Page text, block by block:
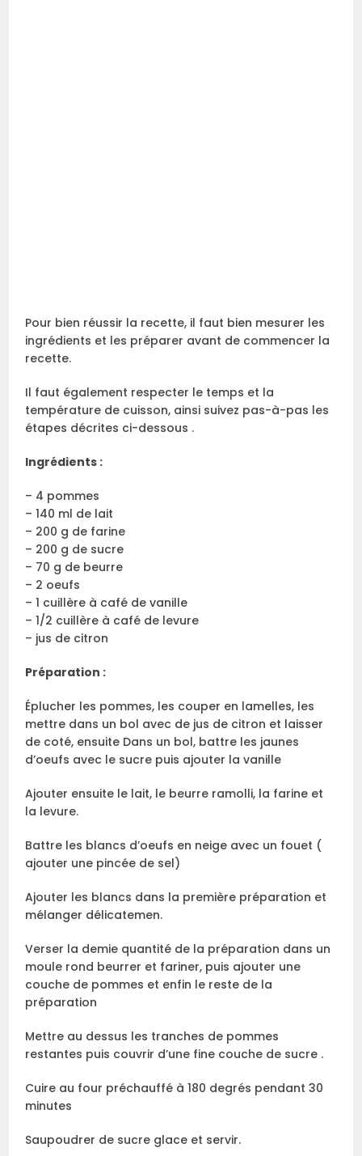
Pour bien réussir la recette, il faut bien mesurer les
ingrédients et les préparer avant de commencer la
recette.
Il faut également respecter le temps et la
température de cuisson, ainsi suivez pas-à-pas les
étapes décrites ci-dessous .
Ingrédients :
– 4 pommes
– 140 ml de lait
– 200 g de farine
– 200 g de sucre
– 70 g de beurre
– 2 oeufs
– 1 cuillère à café de vanille
– 1/2 cuillère à café de levure
– jus de citron
Préparation :
Éplucher les pommes, les couper en lamelles, les
mettre dans un bol avec de jus de citron et laisser
de coté, ensuite Dans un bol, battre les jaunes
d’oeufs avec le sucre puis ajouter la vanille
Ajouter ensuite le lait, le beurre ramolli, la farine et
la levure.
Battre les blancs d’oeufs en neige avec un fouet (
ajouter une pincée de sel)
Ajouter les blancs dans la première préparation et
mélanger délicatemen.
Verser la demie quantité de la préparation dans un
moule rond beurrer et fariner, puis ajouter une
couche de pommes et enfin le reste de la
préparation
Mettre au dessus les tranches de pommes
restantes puis couvrir d’une fine couche de sucre .
Cuire au four préchauffé à 180 degrés pendant 30
minutes
Saupoudrer de sucre glace et servir.